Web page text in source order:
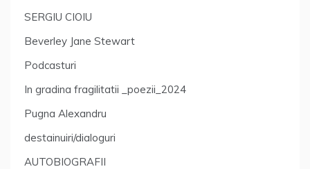
SERGIU CIOIU
Beverley Jane Stewart
Podcasturi
In gradina fragilitatii _poezii_2024
Pugna Alexandru
destainuiri/dialoguri
AUTOBIOGRAFII